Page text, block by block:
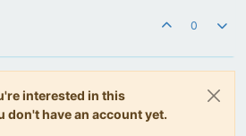
0
interested in this
don't have an account yet.